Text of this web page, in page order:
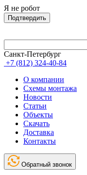
Я не робот
Подтвердить
Санкт-Петербург
+7 (812) 324-40-84
О компании
Схемы монтажа
Новости
Статьи
Объекты
Скачать
Доставка
Контакты
Обратный звонок